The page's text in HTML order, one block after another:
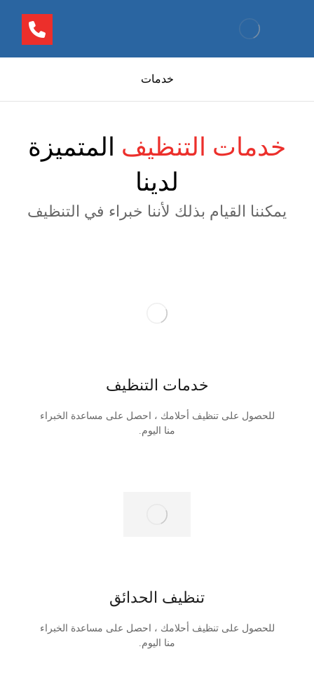
خدمات
خدمات التنظيف المتميزة
لدينا
يمكننا القيام بذلك لأننا خبراء في التنظيف
خدمات التنظيف
للحصول على تنظيف أحلامك ، احصل على مساعدة الخبراء
منا اليوم.
تنظيف الحدائق
للحصول على تنظيف أحلامك ، احصل على مساعدة الخبراء
منا اليوم.